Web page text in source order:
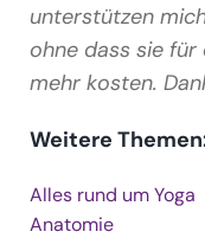
unterstützen
ohne dass sie
mehr kosten.
Weitere
Alles rund um Yoga
Anatomie